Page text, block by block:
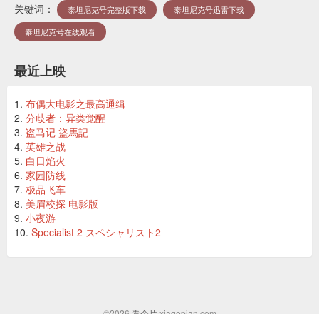
关键词： 泰坦尼克号完整版下载 泰坦尼克号迅雷下载
泰坦尼克号在线观看
最近上映
布偶大电影之最高通缉
分歧者：异类觉醒
盗马记 盜馬記
英雄之战
白日焰火
家园防线
极品飞车
美眉校探 电影版
小夜游
Specialist 2 スペシャリスト2